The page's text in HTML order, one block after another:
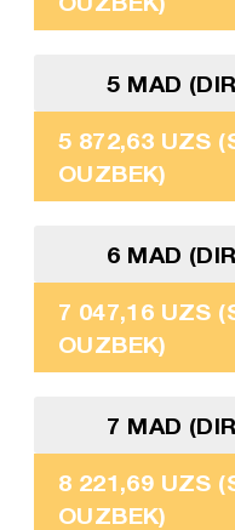
5 MAD
5 872,63 UZS
OUZBEK)
6 MAD
7 047,16 UZS
OUZBEK)
7 MAD
8 221,69 UZS
OUZBEK)